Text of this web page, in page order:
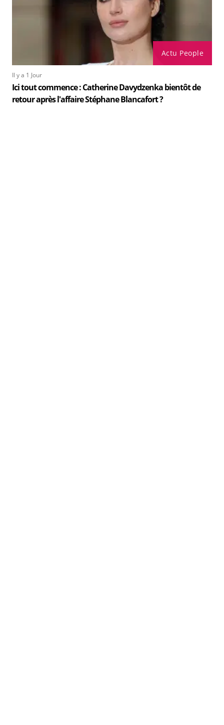
Actu People
Il y a 1 Jour
Ici tout commence : Catherine Davydzenka bientôt de
retour après l'affaire Stéphane Blancafort ?